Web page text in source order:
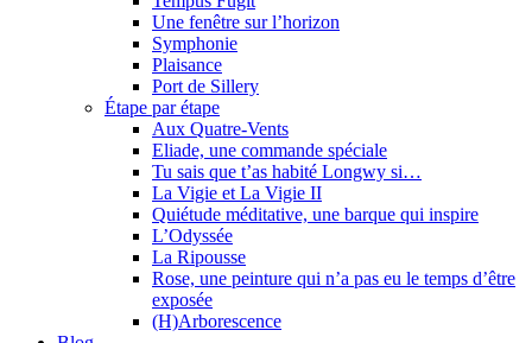
Une fenêtre sur l’horizon
Symphonie
Plaisance
Port de Sillery
Étape par étape
Aux Quatre-Vents
Eliade, une commande spéciale
Tu sais que t’as habité Longwy si…
La Vigie et La Vigie II
Quiétude méditative, une barque qui inspire
L’Odyssée
La Ripousse
Rose, une peinture qui n’a pas eu le temps d’être
exposée
(H)Arborescence